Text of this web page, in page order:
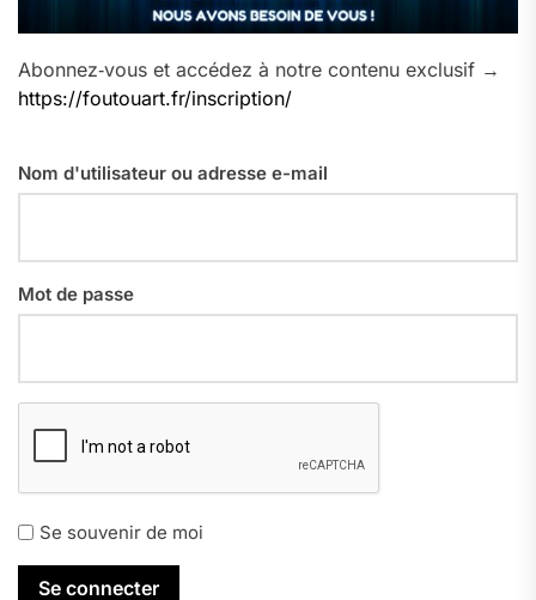
Abonnez‑vous et accédez à notre contenu exclusif →
https://foutouart.fr/inscription/
Nom d'utilisateur ou adresse e-mail
Mot de passe
Se souvenir de moi